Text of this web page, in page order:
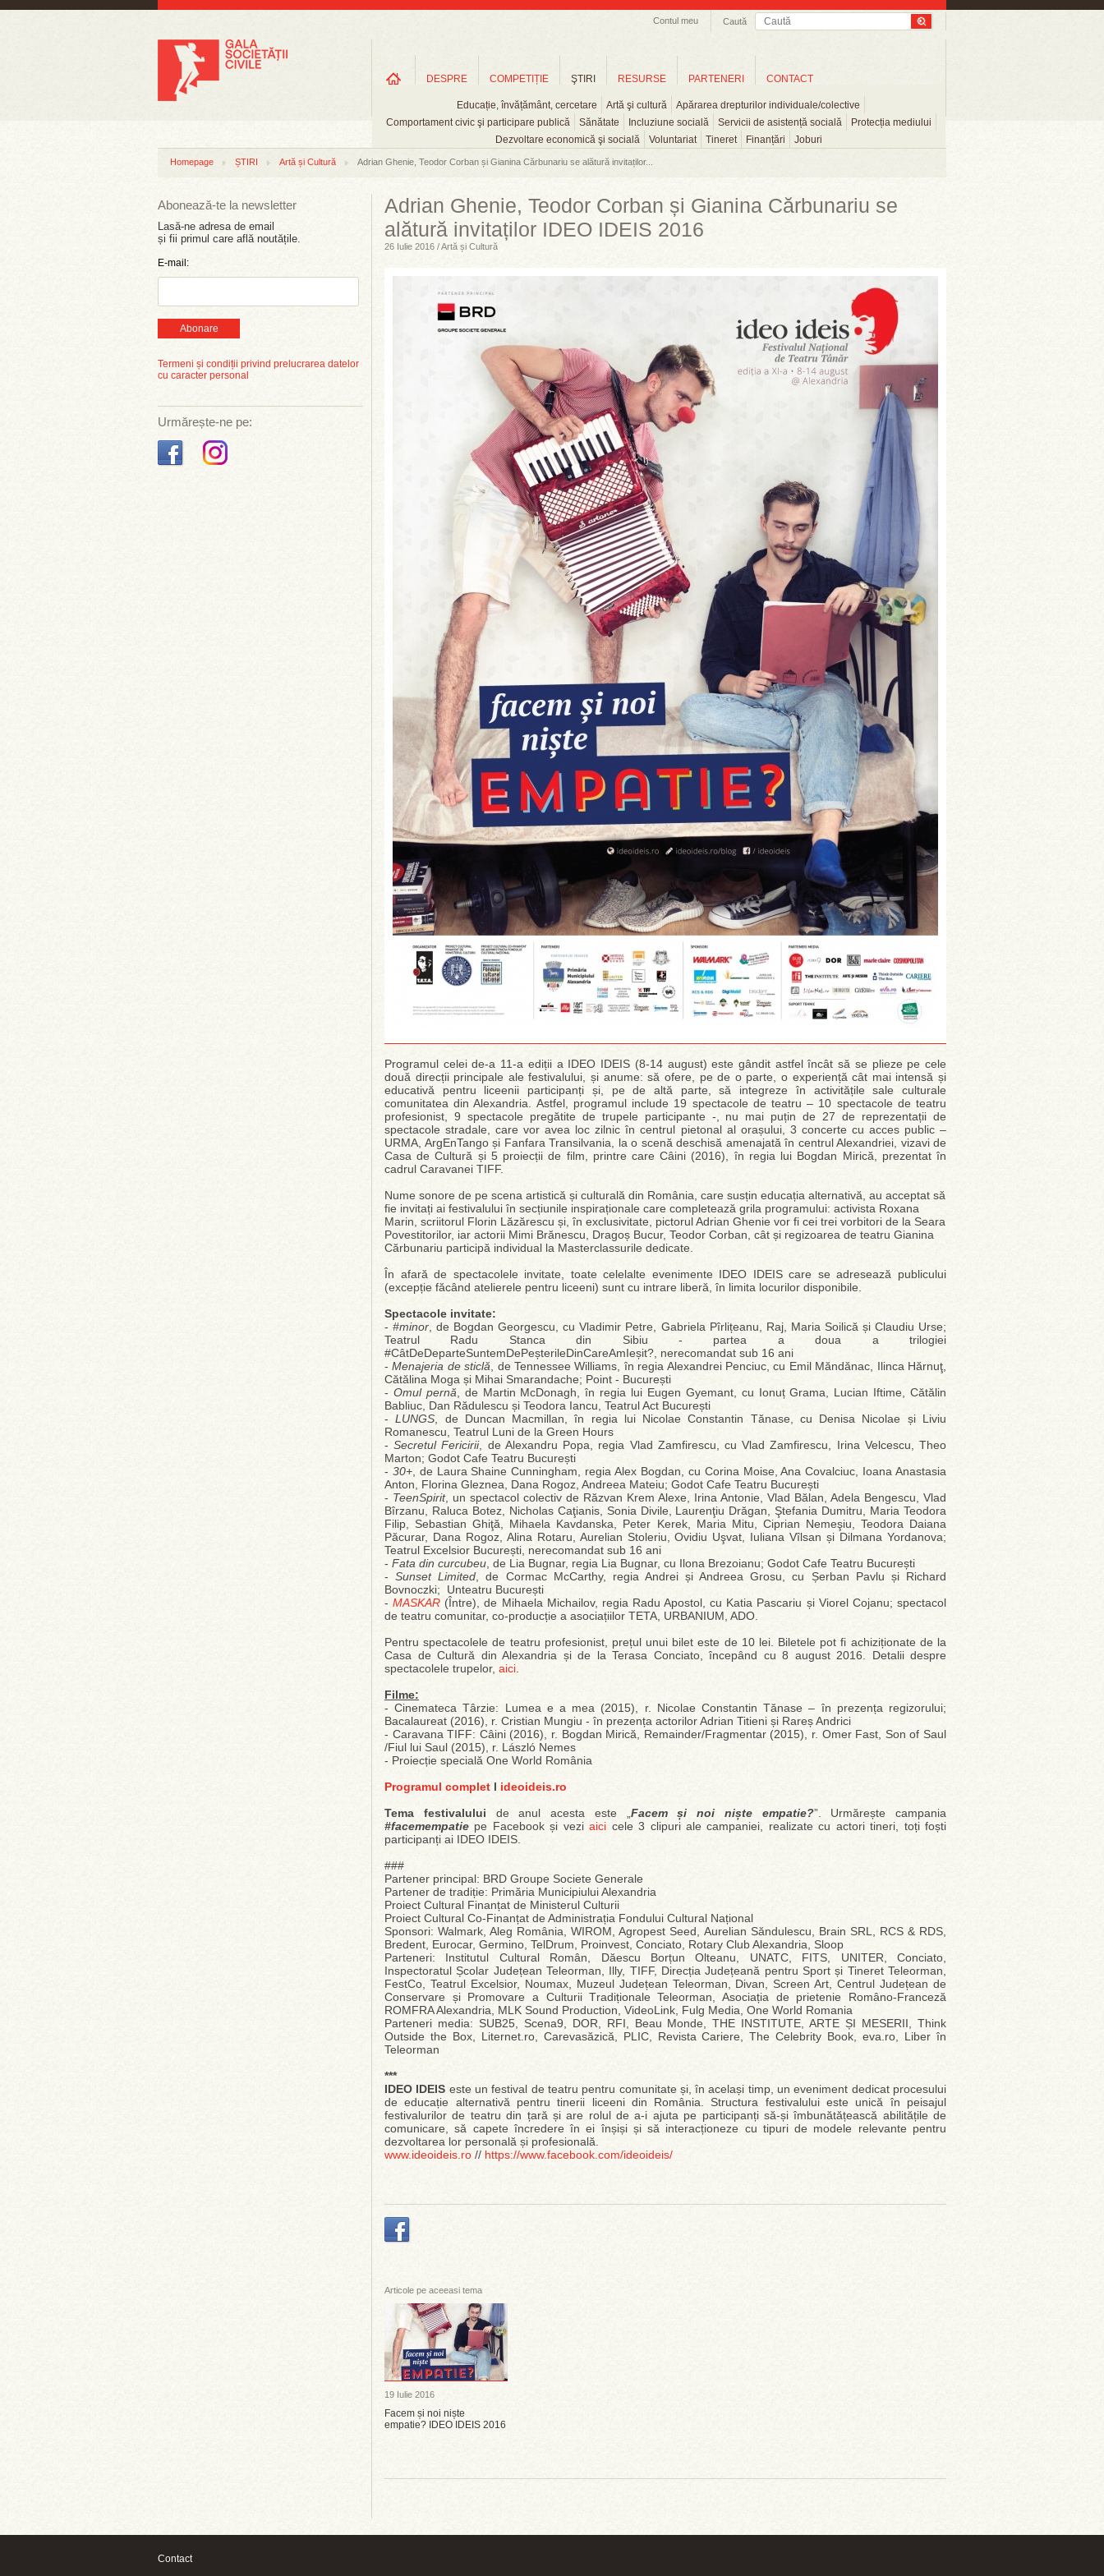
Caută
Contul meu
DESPRE COMPETIȚIE ŞTIRI
Educație, învățământ, cercetare Artă şi cultură
Apărarea drepturilor individuale/colective
Comportament civic şi participare publică
Sănătate Incluziune socială Servicii de asistență socială
Protecția mediului
Dezvoltare economică şi socială
Voluntariat Tineret Finanțări Joburi
RESURSE PARTENERI CONTACT
Homepage ȘTIRI Artă și Cultură Adrian Ghenie, Teodor Corban și Gianina Cărbunariu se alătură invitaților...
Abonează-te la newsletter
Lasă-ne adresa de email
și fii primul care află noutățile.
E-mail:
Abonare
Termeni și condiții privind prelucrarea datelor
cu caracter personal
Urmărește-ne pe:
Adrian Ghenie, Teodor Corban și Gianina Cărbunariu se
alătură invitaților IDEO IDEIS 2016
26 Iulie 2016 / Artă și Cultură
Programul celei de-a 11-a ediții a IDEO IDEIS (8-14 august) este gândit astfel încât să se plieze pe cele
două direcții principale ale festivalului, și anume: să ofere, pe de o parte, o experiență cât mai intensă și
educativă pentru liceenii participanți și, pe de altă parte, să integreze în activitățile sale culturale
comunitatea din Alexandria. Astfel, programul include 19 spectacole de teatru – 10 spectacole de teatru
profesionist, 9 spectacole pregătite de trupele participante -, nu mai puțin de 27 de reprezentații de
spectacole stradale, care vor avea loc zilnic în centrul pietonal al orașului, 3 concerte cu acces public –
URMA, ArgEnTango și Fanfara Transilvania, la o scenă deschisă amenajată în centrul Alexandriei, vizavi de
Casa de Cultură și 5 proiecții de film, printre care Câini (2016), în regia lui Bogdan Mirică, prezentat în
cadrul Caravanei TIFF.
Nume sonore de pe scena artistică și culturală din România, care susțin educația alternativă, au acceptat să
fie invitați ai festivalului în secțiunile inspiraționale care completează grila programului: activista Roxana
Marin, scriitorul Florin Lăzărescu și, în exclusivitate, pictorul Adrian Ghenie vor fi cei trei vorbitori de la Seara
Povestitorilor, iar actorii Mimi Brănescu, Dragoș Bucur, Teodor Corban, cât și regizoarea de teatru Gianina
Cărbunariu participă individual la Masterclassurile dedicate.
În afară de spectacolele invitate, toate celelalte evenimente IDEO IDEIS care se adresează publicului
(excepție făcând atelierele pentru liceeni) sunt cu intrare liberă, în limita locurilor disponibile.
Spectacole invitate:
-#minor , de Bogdan Georgescu, cu Vladimir Petre, Gabriela Pîrlițeanu, Raj, Maria Soilică și Claudiu Urse;
Teatrul Radu Stanca din Sibiu - partea a doua a trilogiei
#CâtDeDeparteSuntemDePeșterileDinCareAmIeșit?, nerecomandat sub 16 ani
-Menajeria de sticlă , de Tennessee Williams, în regia Alexandrei Penciuc, cu Emil Măndănac, Ilinca Hărnuţ,
Cătălina Moga și Mihai Smarandache; Point - București
- Omul pernă , de Martin McDonagh, în regia lui Eugen Gyemant, cu Ionuț Grama, Lucian Iftime, Cătălin
Babliuc, Dan Rădulescu și Teodora Iancu, Teatrul Act București
-LUNGS , de Duncan Macmillan, în regia lui Nicolae Constantin Tănase, cu Denisa Nicolae și Liviu
Romanescu, Teatrul Luni de la Green Hours
-Secretul Fericirii, de Alexandru Popa, regia Vlad Zamfirescu, cu Vlad Zamfirescu, Irina Velcescu, Theo
Marton; Godot Cafe Teatru București
- 30+, de Laura Shaine Cunningham, regia Alex Bogdan, cu Corina Moise, Ana Covalciuc, Ioana Anastasia
Anton, Florina Gleznea, Dana Rogoz, Andreea Mateiu; Godot Cafe Teatru București
- TeenSpirit, un spectacol colectiv de Răzvan Krem Alexe, Irina Antonie, Vlad Bălan, Adela Bengescu, Vlad
Bîrzanu, Raluca Botez, Nicholas Caţianis, Sonia Divile, Laurenţiu Drăgan, Ştefania Dumitru, Maria Teodora
Filip, Sebastian Ghiţă, Mihaela Kavdanska, Peter Kerek, Maria Mitu, Ciprian Nemeşiu, Teodora Daiana
Păcurar, Dana Rogoz, Alina Rotaru, Aurelian Stoleriu, Ovidiu Uşvat, Iuliana Vîlsan și Dilmana Yordanova;
Teatrul Excelsior București, nerecomandat sub 16 ani
- Fata din curcubeu , de Lia Bugnar, regia Lia Bugnar, cu Ilona Brezoianu; Godot Cafe Teatru București
-Sunset Limited , de Cormac McCarthy, regia Andrei și Andreea Grosu, cu Șerban Pavlu și Richard
Bovnoczki; Unteatru București
-MASKAR (Între), de Mihaela Michailov, regia Radu Apostol, cu Katia Pascariu și Viorel Cojanu; spectacol
de teatru comunitar, co-producție a asociațiilor TETA, URBANIUM, ADO.
Pentru spectacolele de teatru profesionist, prețul unui bilet este de 10 lei. Biletele pot fi achiziționate de la
Casa de Cultură din Alexandria și de la Terasa Conciato, începând cu 8 august 2016. Detalii despre
spectacolele trupelor, aici
Filme:
- Cinemateca Târzie: Lumea e a mea (2015), r. Nicolae Constantin Tănase – în prezența regizorului;
Bacalaureat (2016), r. Cristian Mungiu - în prezența actorilor Adrian Titieni și Rareș Andrici
- Caravana TIFF: Câini (2016), r. Bogdan Mirică, Remainder/Fragmentar (2015), r. Omer Fast, Son of Saul
/Fiul lui Saul (2015), r. László Nemes
- Proiecție specială One World România
Programul complet l ideoideis.ro
Tema festivalului de anul acesta este „ Facem și noi niște empatie?”. Urmărește campania
#facemempatie pe Facebook și veziaici cele 3 clipuri ale campaniei, realizate cu actori tineri, toți foști
participanți ai IDEO IDEIS.
###
Partener principal: BRD Groupe Societe Generale
Partener de tradiție: Primăria Municipiului Alexandria
Proiect Cultural Finanțat de Ministerul Culturii
Proiect Cultural Co-Finanțat de Administrația Fondului Cultural Național
Sponsori: Walmark, Aleg România, WIROM, Agropest Seed, Aurelian Săndulescu, Brain SRL, RCS & RDS,
Bredent, Eurocar, Germino, TelDrum, Proinvest, Conciato, Rotary Club Alexandria, Sloop
Parteneri: Institutul Cultural Român, Dăescu Borțun Olteanu, UNATC, FITS, UNITER, Conciato,
Inspectoratul Școlar Județean Teleorman, Illy, TIFF, Direcția Județeană pentru Sport și Tineret Teleorman,
FestCo, Teatrul Excelsior, Noumax, Muzeul Județean Teleorman, Divan, Screen Art, Centrul Județean de
Conservare și Promovare a Culturii Tradiționale Teleorman, Asociația de prietenie Româno-Franceză
ROMFRA Alexandria, MLK Sound Production, VideoLink, Fulg Media, One World Romania
Parteneri media: SUB25, Scena9, DOR, RFI, Beau Monde, THE INSTITUTE, ARTE ȘI MESERII, Think
Outside the Box, Liternet.ro, Carevasăzică, PLIC, Revista Cariere, The Celebrity Book, eva.ro, Liber în
Teleorman
***
IDEO IDEIS este un festival de teatru pentru comunitate și, în același timp, un eveniment dedicat procesului
de educație alternativă pentru tinerii liceeni din România. Structura festivalului este unică în peisajul
festivalurilor de teatru din țară și are rolul de a-i ajuta pe participanți să-și îmbunătățească abilitățile de
comunicare, să capete încredere în ei înșiși și să interacționeze cu tipuri de modele relevante pentru
dezvoltarea lor personală și profesională.
www.ideoideis.ro // https://www.facebook.com/ideoideis/
Articole pe aceeasi tema
19 Iulie 2016
Facem și noi niște
empatie? IDEO IDEIS 2016
Contact